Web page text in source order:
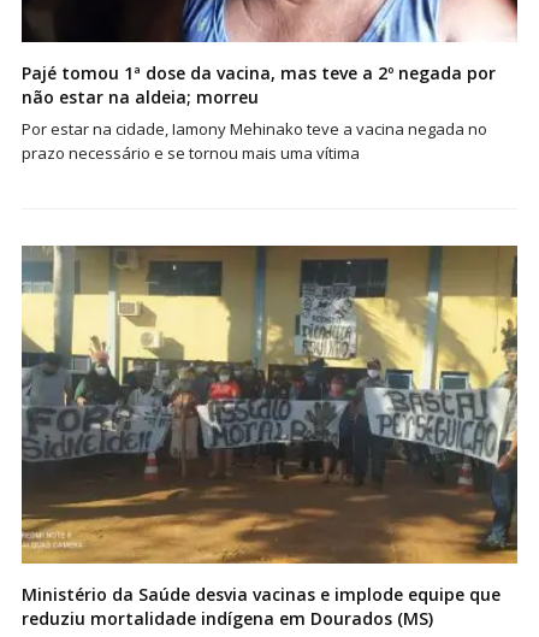
Pajé tomou 1ª dose da vacina, mas teve a 2º negada por
não estar na aldeia; morreu
Por estar na cidade, Iamony Mehinako teve a vacina negada no
prazo necessário e se tornou mais uma vítima
Ministério da Saúde desvia vacinas e implode equipe que
reduziu mortalidade indígena em Dourados (MS)